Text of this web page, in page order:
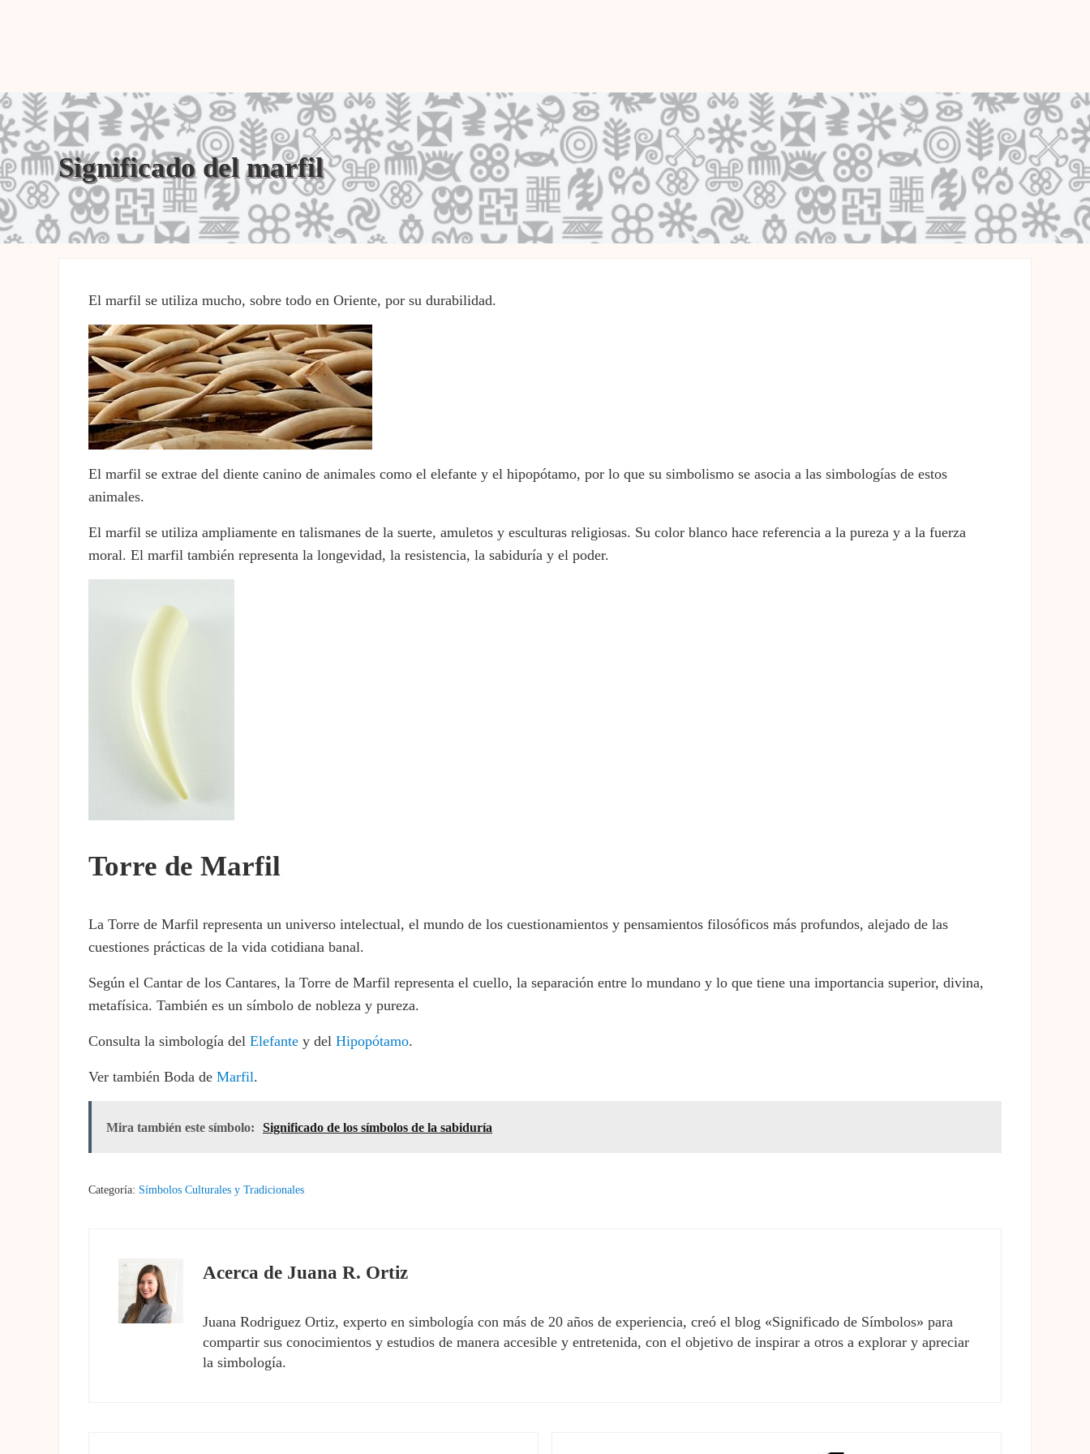
Significado del marfil
El marfil se utiliza mucho, sobre todo en Oriente, por su durabilidad.
El marfil se extrae del diente canino de animales como el elefante y el hipopótamo, por lo que su simbolismo se asocia a las simbologías de estos
animales.
El marfil se utiliza ampliamente en talismanes de la suerte, amuletos y esculturas religiosas. Su color blanco hace referencia a la pureza y a la fuerza
moral. El marfil también representa la longevidad, la resistencia, la sabiduría y el poder.
Torre de Marfil
La Torre de Marfil representa un universo intelectual, el mundo de los cuestionamientos y pensamientos filosóficos más profundos, alejado de las
cuestiones prácticas de la vida cotidiana banal.
Según el Cantar de los Cantares, la Torre de Marfil representa el cuello, la separación entre lo mundano y lo que tiene una importancia superior, divina,
metafísica. También es un símbolo de nobleza y pureza.
Consulta la simbología delElefante y delHipopótamo.
Ver también Boda deMarfil.
Mira también este símbolo: Significado de los símbolos de la sabiduría
Categoría: Símbolos Culturales y Tradicionales
Acerca de Juana R. Ortiz
Juana Rodriguez Ortiz, experto en simbología con más de 20 años de experiencia, creó el blog «Significado de Símbolos» para
compartir sus conocimientos y estudios de manera accesible y entretenida, con el objetivo de inspirar a otros a explorar y apreciar
la simbología.